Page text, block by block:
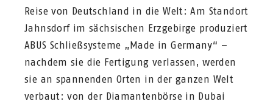
Reise von Deutschland in die Welt: Am Standort
Jahnsdorf im sächsischen Erzgebirge produziert
ABUS Schließsysteme „Made in Germany“ –
nachdem sie die Fertigung verlassen, werden
sie an spannenden Orten in der ganzen Welt
verbaut: von der Diamantenbörse in Dubai